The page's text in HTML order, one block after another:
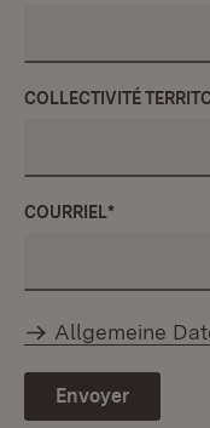
COLLECTIVITÉ
COURRIEL*
Allgemeine